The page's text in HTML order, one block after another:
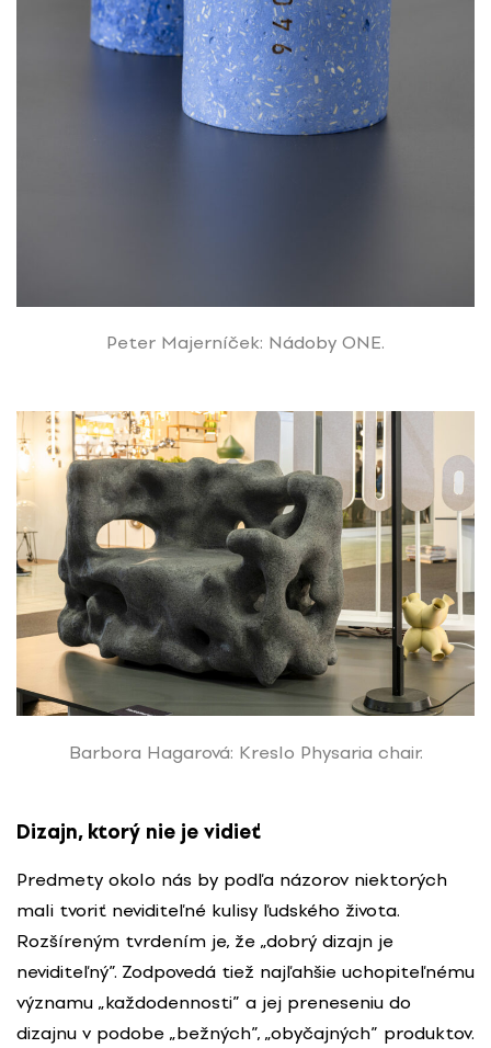
Peter Majerníček: Nádoby ONE.
Barbora Hagarová: Kreslo Physaria chair.
Dizajn, ktorý nie je vidieť
Predmety okolo nás by podľa názorov niektorých
mali tvoriť neviditeľné kulisy ľudského života.
Rozšíreným tvrdením je, že „dobrý dizajn je
neviditeľný”. Zodpovedá tiež najľahšie uchopiteľnému
významu „každodennosti” a jej preneseniu do
dizajnu v podobe „bežných”, „obyčajných” produktov.